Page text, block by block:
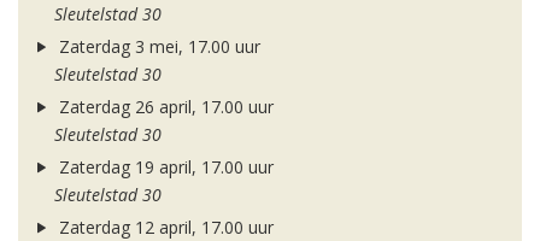
Sleutelstad 30
Zaterdag 3 mei, 17.00 uur
Sleutelstad 30
Zaterdag 26 april, 17.00 uur
Sleutelstad 30
Zaterdag 19 april, 17.00 uur
Sleutelstad 30
Zaterdag 12 april, 17.00 uur